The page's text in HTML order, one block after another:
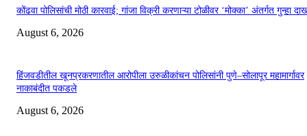
कोंढवा पोलिसांची मोठी कारवाई; गांजा विक्री करणाऱ्या टोळीवर ‘मोक्का’ अंतर्गत गुन्हा
August 6, 2026
हिंजवडीतील खूनप्रकरणातील आरोपीला उरुळीकांचन पोलिसांनी पुणे–सोलापूर महामार्गावर
नाकाबंदीत पकडले
August 6, 2026